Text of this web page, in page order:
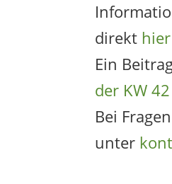
direkt hier
Ein
der KW 42
Bei
unter